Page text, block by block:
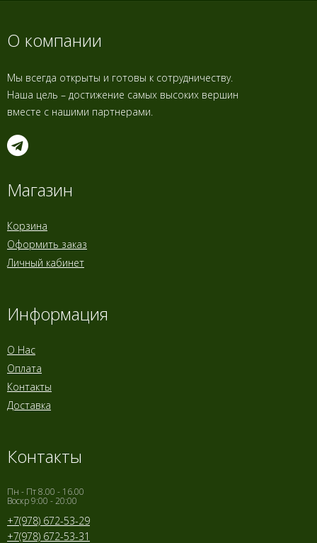
О компании
Мы всегда открыты и готовы к сотрудничеству.
Наша цель – достижение самых высоких вершин
вместе с нашими партнерами.
Магазин
Корзина
Оформить заказ
Личный кабинет
Информация
О Нас
Оплата
Контакты
Доставка
Контакты
Пн - Пт 8.00 - 16.00
Воскр 9:00 - 20:00
+7(978) 672-53-29
+7(978) 672-53-31